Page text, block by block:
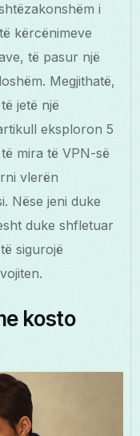
i
kërcënimeve
të pasur një
Megjithatë,
jetë një
eksploron 5
mira të VPN-së
vlerën
Nëse jeni duke
duke shfletuar
sigurojë
kosto